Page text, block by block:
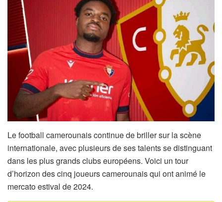
Le football camerounais continue de briller sur la scène
internationale, avec plusieurs de ses talents se distinguant
dans les plus grands clubs européens. Voici un tour
d’horizon des cinq joueurs camerounais qui ont animé le
mercato estival de 2024.